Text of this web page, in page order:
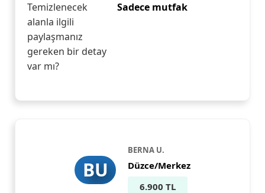
Temizlenecek
alanla ilgili
paylaşmanız
gereken bir detay
var mı?
Sadece mutfak
BU
BERNA U.
Düzce/Merkez
6.900 TL